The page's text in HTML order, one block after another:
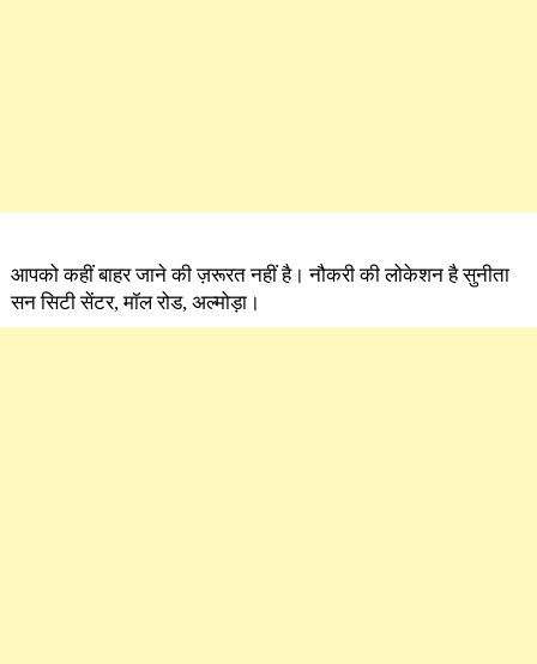
आपको कहीं बाहर जाने की ज़रूरत नहीं है। नौकरी की लोकेशन है सुनीता
सन सिटी सेंटर, मॉल रोड, अल्मोड़ा।